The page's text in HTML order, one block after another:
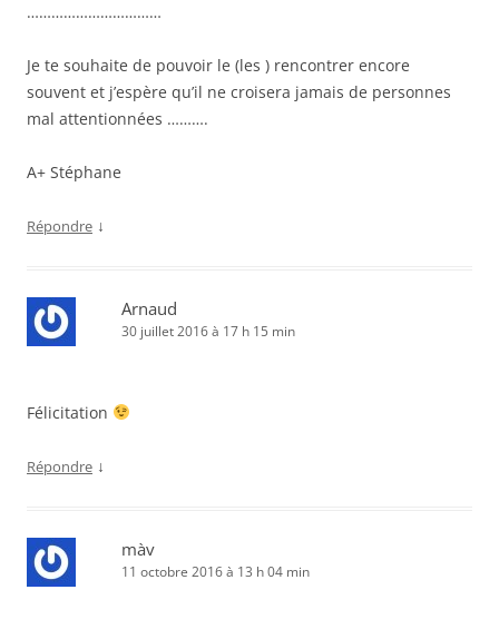
……………………………
Je te souhaite de pouvoir le (les ) rencontrer encore
souvent et j’espère qu’il ne croisera jamais de personnes
mal attentionnées ……….
A+ Stéphane
Répondre ↓
Arnaud
30 juillet 2016 à 17 h 15 min
Félicitation
Répondre ↓
màv
11 octobre 2016 à 13 h 04 min